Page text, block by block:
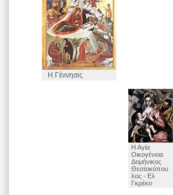
Η Γέννησις
Η Αγία
Οικογένεια
Δομήνικος
Θεοτοκόπου
λος - Ελ
Γκρέκο